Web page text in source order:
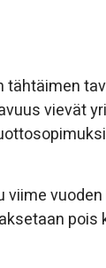
tähtäimen
vievät
viime
pois